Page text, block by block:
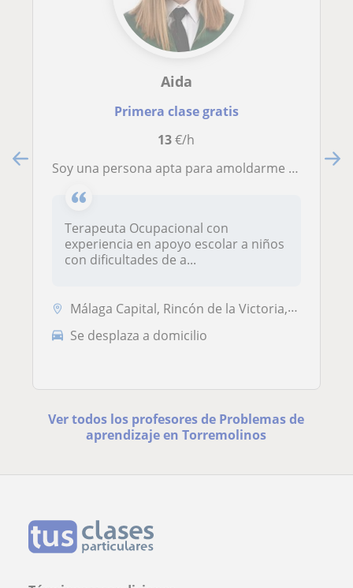
Aida
Primera clase gratis
13€/h
Soy una persona apta para amoldarme a todo tipo de circunstancia, trabajando siempre en colaboración con la familia. Especializada en problemas de escritura, de aprendizaje, atención, autismo, TDAH
Terapeuta Ocupacional con
experiencia en apoyo escolar a niños
con dificultades de a...
Málaga Capital, Rincón de la Victoria, Torremolinos, Totalán
Se desplaza a domicilio
Ver todos los profesores de Problemas de
aprendizaje en Torremolinos